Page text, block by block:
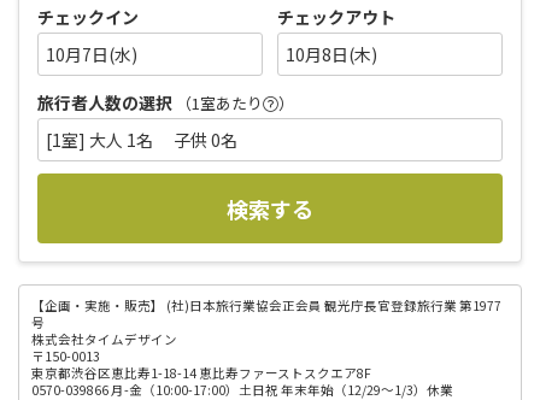
チェックイン
10月7日(水)
チェックアウト
10月8日(木)
旅行者人数の選択
（1室あたり ）
[1室] 大人 1名 子供 0名
検索する
【企画・実施・販売】
(社)日本旅行業協会正会員 観光庁長官登録旅行業 第1977
号
株式会社タイムデザイン
〒150-0013
東京都渋谷区恵比寿1-18-14 恵比寿ファーストスクエア8F
0570-039866 月-金（10:00-17:00）土日祝 年末年始（12/29～1/3）休業